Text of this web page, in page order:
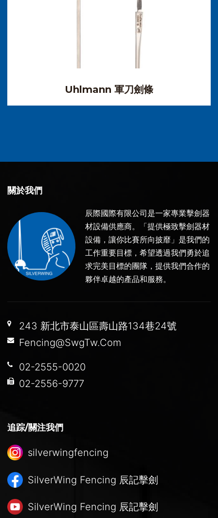
Uhlmann 軍刀劍條
關於我們
辰際國際有限公司是一家專業擊劍器
材設備供應商。「提供極致擊劍器材
設備，讓你比賽所向披靡」是我們的
工作重要目標，希望透過我們勇於追
求完美目標的團隊，提供我們合作的
夥伴卓越的產品和服務。
243 新北市泰山區壽山路134巷24號
Fencing@SwgTw.Com
02-2555-0020
02-2556-9777
追踪/關注我們
silverwingfencing
SilverWing Fencing 辰記擊劍
SilverWing Fencing 辰記擊劍